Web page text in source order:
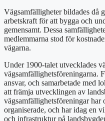
Vägsamfälligheter bildades då
arbetskraft för att bygga och
gemensamt. Dessa
medlemmarna stod för
vägarna.
Under 1900-talet utvecklades
vägsamfällighetsföreningarna.
ansvar, och samarbetade med
att främja utvecklingen av
vägsamfällighetsföreningar har
organiserade, och har idag en
och infrastruktur på